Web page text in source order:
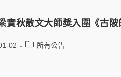
實秋散文大師獎入圍《古陂
02 所有公告